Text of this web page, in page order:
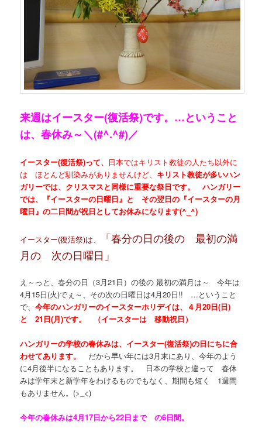
来週はイースター(復活祭)です。…ということ
は、春休み～＼(#^.^#)／
イースター(復活祭)って、
日本ではキリスト教徒の人たち以外に
は ほとんど馴染みがありませんけど、 キリスト教徒が多いハン
ガリーでは、クリスマスと同様に重要な祭日です。 ハンガリー
では、『イースターの日曜日』と その翌日の『イースターの月
曜日』の二日間が祝日としてお休みになります(^_^)
イースター(復活祭)は、
「春分の日の後の 最初の満
月の 次の日曜日」
え～っと、春分の日（3月21日）の後の 最初の満月は～ 今年は
4月15日(火)でぇ～、その次の日曜日は4月20日!! …ということ
で、今年のハンガリーのイースターホリデイは、４月20日(日)
と 21日(月)です。 （イースターは 移動祝日）
ハンガリーの学校の春休みは、イースター(復活祭)の日にちに合
わせてあります。
だから早い年には3月末にあり、今年のよう
に4月後半になることもあります。 日本の学校と違って 春休
みは学年末と新学年をわけるものでもなく、期間も短く 1週間
もありません。(>_<)
今年の春休みは4月17日から22日まで の6日間。